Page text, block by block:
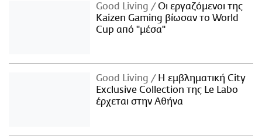
Good Living
Οι εργαζόμενοι της
Kaizen Gaming βίωσαν το World
Cup από "μέσα"
Good Living
Η εμβληματική City
Exclusive Collection της Le Labo
έρχεται στην Αθήνα